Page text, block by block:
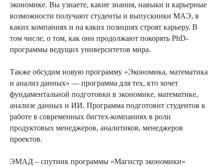
экономике. Вы узнаете, какие знания, навыки и карьерные
возможности получают студенты и выпускники МАЭ, в
каких компаниях и на каких позициях строят карьеру. В
том числе, о том, как они продолжают покорять PhD-
программы ведущих университетов мира.
Также обсудим новую программу «Экономика, математика
и анализ данных» — программа для тех, кто хочет
фундаментальной подготовки в экономике, математике,
анализе данных и ИИ. Программа подготовит студентов к
работе в современных бигтех-компаниях в роли
продуктовых менеджеров, аналитиков, менеджеров
проектов.
ЭМАД – спутник программы «Магистр экономики»